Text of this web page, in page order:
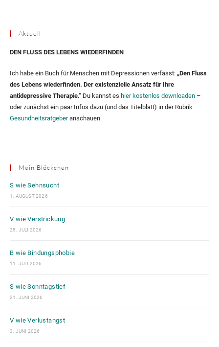
Aktuell
DEN FLUSS DES LEBENS WIEDERFINDEN
Ich habe ein Buch für Menschen mit Depressionen verfasst: „Den Fluss
des Lebens wiederfinden. Der existenzielle Ansatz für Ihre
antidepressive Therapie.“ Du kannst es hier kostenlos downloaden –
oder zunächst ein paar Infos dazu (und das Titelblatt) in der Rubrik
Gesundheitsratgeberanschauen.
Mein Blöckchen
S wie Sehnsucht
1. AUGUST 2026
V wie Verstrickung
25. JULI 2026
B wie Bindungsphobie
11. JULI 2026
S wie Sonntagstief
21. JUNI 2026
V wie Verlustangst
3. JUNI 2026